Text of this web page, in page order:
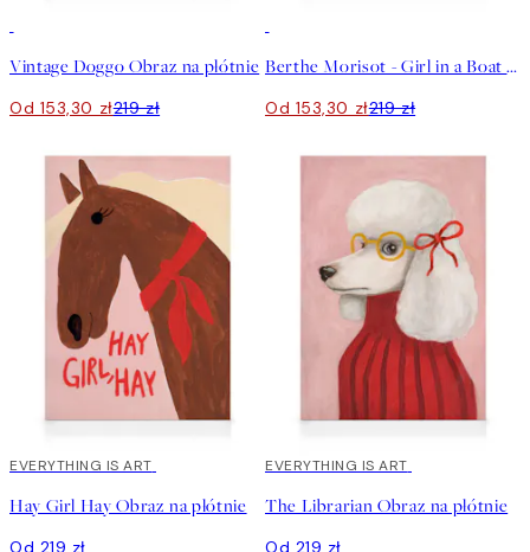
Vintage Doggo Obraz na płótnie
Od 153,30 zł219 zł
Berthe Morisot - Girl in a Boat with Geese Obraz na płótnie
Od 153,30 zł219 zł
EVERYTHING IS ART
Hay Girl Hay Obraz na płótnie
Od 219 zł
EVERYTHING IS ART
The Librarian Obraz na płótnie
Od 219 zł